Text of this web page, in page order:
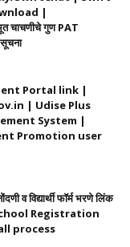
|
गुण PAT
सूचना
Portal link |
| Udise Plus
System |
Promotion user
व विद्यार्थी फॉर्म भरणे लिंक
Registration
process